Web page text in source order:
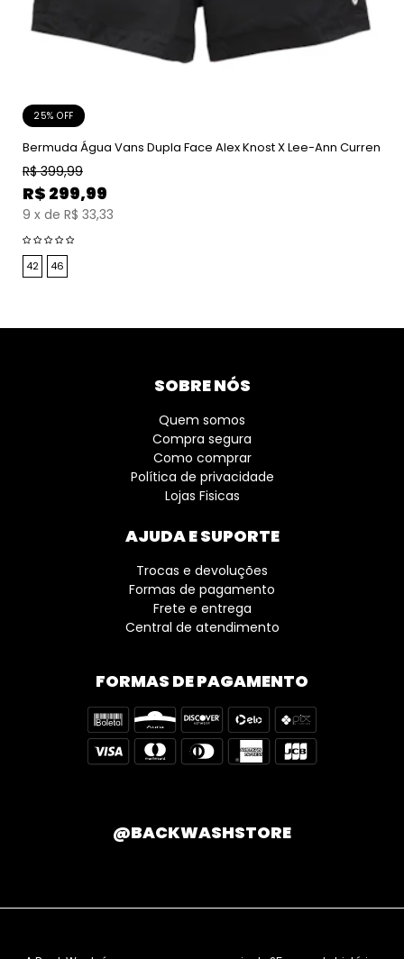
25% OFF
Bermuda Água Vans Dupla Face Alex Knost X Lee-Ann Curren
R$ 399,99
R$ 299,99
9 x de R$ 33,33
42 46
SOBRE NÓS
Quem somos
Compra segura
Como comprar
Política de privacidade
Lojas Fisicas
AJUDA E SUPORTE
Trocas e devoluções
Formas de pagamento
Frete e entrega
Central de atendimento
FORMAS DE PAGAMENTO
@BACKWASHSTORE